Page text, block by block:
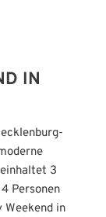
IN
3
Personen
Weekend in